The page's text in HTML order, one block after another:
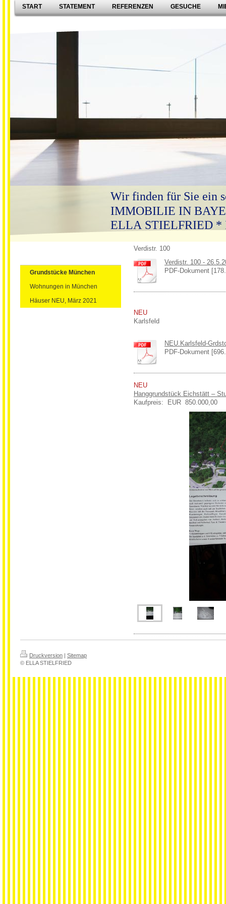
START STATEMENT REFERENZEN GESUCHE
Wir finden für Sie ein
IMMOBILIE IN
ELLA STIELFRIED *
Grundstücke München
Wohnungen in München
Häuser NEU, März 2021
Verdistr. 100
Verdistr. 100 -
PDF-Dokument
NEU
Karlsfeld
NEU.Karlsfeld-
PDF-Dokument
NEU
Hanggrundstück Eichstätt –
Kaufpreis: EUR 850.000,00
Druckversion | Sitemap
© ELLA STIELFRIED